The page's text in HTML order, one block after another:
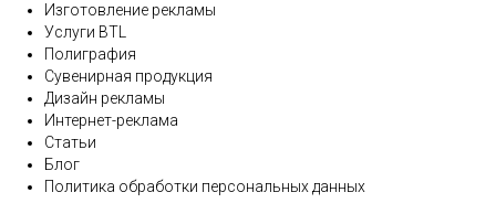
Изготовление рекламы
Услуги BTL
Полиграфия
Сувенирная продукция
Дизайн рекламы
Интернет-реклама
Статьи
Блог
Политика обработки персональных данных